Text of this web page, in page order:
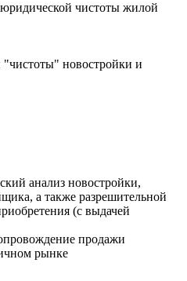
чистоты жилой
новостройки и
анализ новостройки,
а также разрешительной
(с выдачей
продажи
рынке